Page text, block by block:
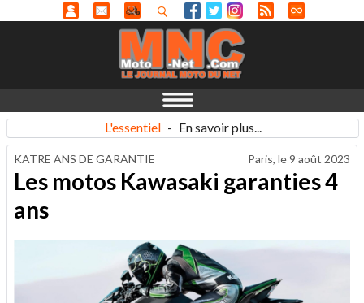
L'essentiel - En savoir plus...
KATRE ANS DE GARANTIE Paris, le9 août 2023
Les motos Kawasaki garanties 4
ans